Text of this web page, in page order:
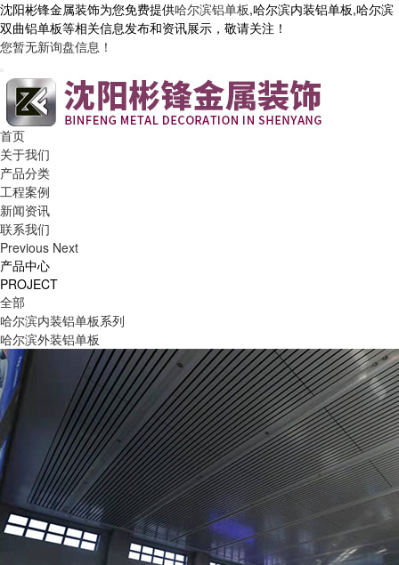
沈阳彬锋金属装饰为您免费提供哈尔滨铝单板,哈尔滨内装铝单板,哈尔滨
双曲铝单板等相关信息发布和资讯展示，敬请关注！
您暂无新询盘信息！
首页
关于我们
产品分类
工程案例
新闻资讯
联系我们
Previous Next
产品中心
PROJECT
全部
哈尔滨内装铝单板系列
哈尔滨外装铝单板